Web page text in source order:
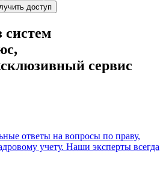
доступ
систем
сервис
ответы на вопросы по праву,
учету. Наши эксперты всегда